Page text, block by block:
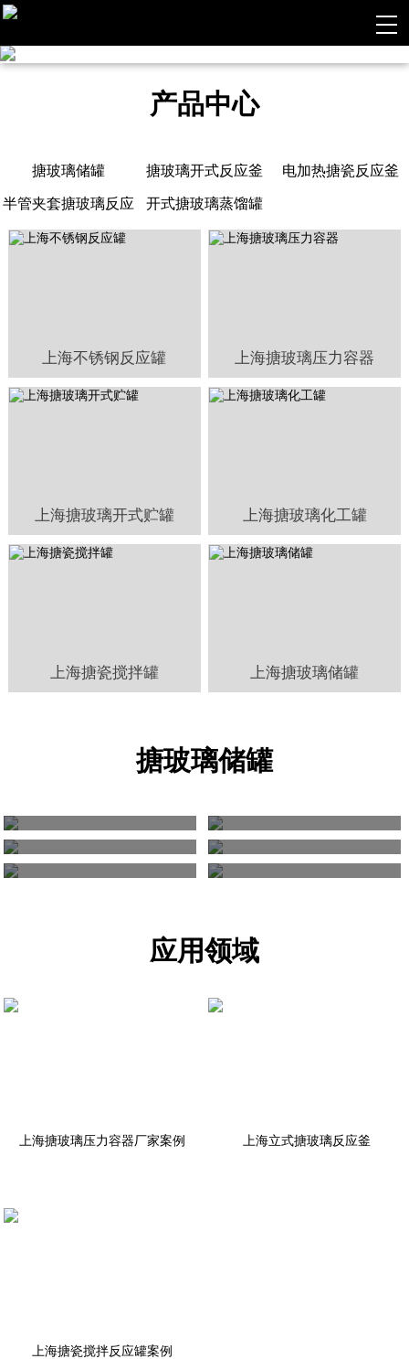
产品中心
搪玻璃储罐 搪玻璃开式反应釜 电加热搪瓷反应釜
半管夹套搪玻璃反应
釜
开式搪玻璃蒸馏罐
上海不锈钢反应罐 上海搪玻璃压力容器
上海搪玻璃开式贮罐 上海搪玻璃化工罐
上海搪瓷搅拌罐 上海搪玻璃储罐
搪玻璃储罐
上海搪玻璃储罐
应用领域
上海搪玻璃压力容器厂家案例 上海立式搪玻璃反应釜
上海搪瓷搅拌反应罐案例